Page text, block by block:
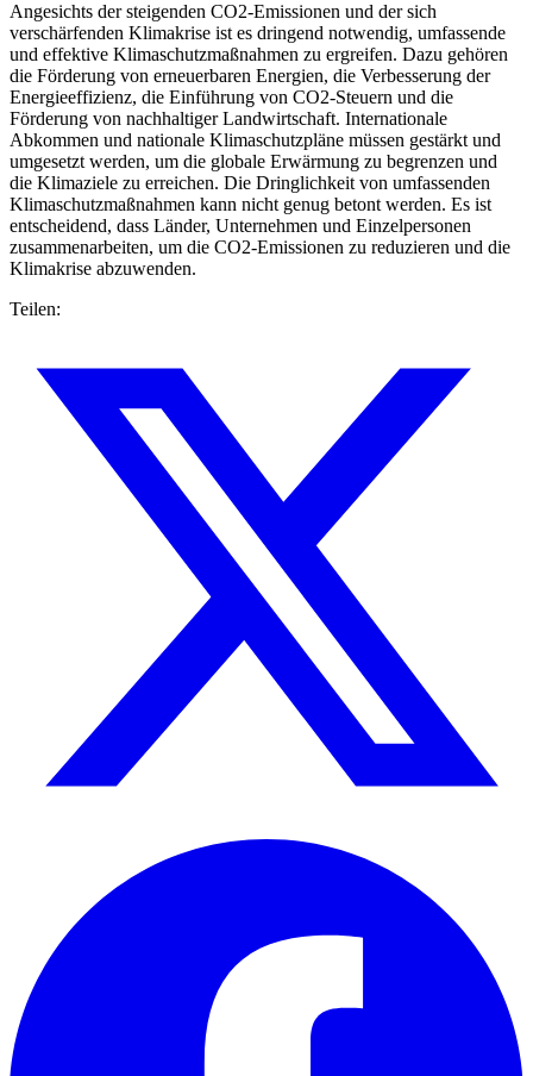
Angesichts der steigenden CO2-Emissionen und der sich
verschärfenden Klimakrise ist es dringend notwendig, umfassende
und effektive Klimaschutzmaßnahmen zu ergreifen. Dazu gehören
die Förderung von erneuerbaren Energien, die Verbesserung der
Energieeffizienz, die Einführung von CO2-Steuern und die
Förderung von nachhaltiger Landwirtschaft. Internationale
Abkommen und nationale Klimaschutzpläne müssen gestärkt und
umgesetzt werden, um die globale Erwärmung zu begrenzen und
die Klimaziele zu erreichen. Die Dringlichkeit von umfassenden
Klimaschutzmaßnahmen kann nicht genug betont werden. Es ist
entscheidend, dass Länder, Unternehmen und Einzelpersonen
zusammenarbeiten, um die CO2-Emissionen zu reduzieren und die
Klimakrise abzuwenden.
Teilen: